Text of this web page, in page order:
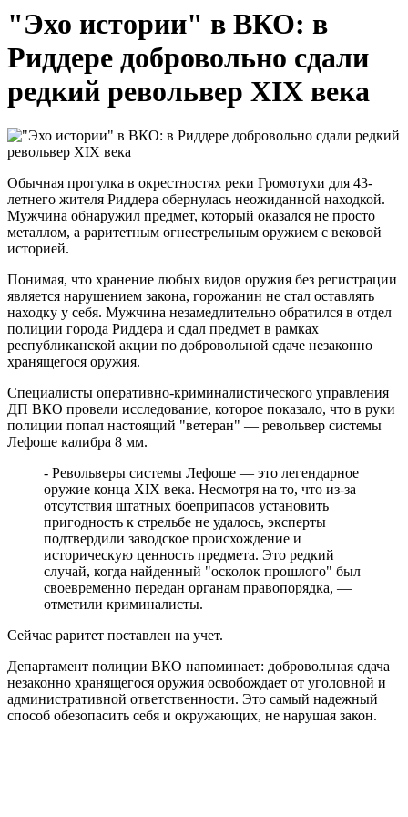
"Эхо истории" в ВКО: в
Риддере добровольно сдали
редкий револьвер XIX века
Обычная прогулка в окрестностях реки Громотухи для 43-
летнего жителя Риддера обернулась неожиданной находкой.
Мужчина обнаружил предмет, который оказался не просто
металлом, а раритетным огнестрельным оружием с вековой
историей.
Понимая, что хранение любых видов оружия без регистрации
является нарушением закона, горожанин не стал оставлять
находку у себя. Мужчина незамедлительно обратился в отдел
полиции города Риддера и сдал предмет в рамках
республиканской акции по добровольной сдаче незаконно
хранящегося оружия.
Специалисты оперативно-криминалистического управления
ДП ВКО провели исследование, которое показало, что в руки
полиции попал настоящий "ветеран" — револьвер системы
Лефоше калибра 8 мм.
- Револьверы системы Лефоше — это легендарное
оружие конца XIX века. Несмотря на то, что из-за
отсутствия штатных боеприпасов установить
пригодность к стрельбе не удалось, эксперты
подтвердили заводское происхождение и
историческую ценность предмета. Это редкий
случай, когда найденный "осколок прошлого" был
своевременно передан органам правопорядка, —
отметили криминалисты.
Сейчас раритет поставлен на учет.
Департамент полиции ВКО напоминает: добровольная сдача
незаконно хранящегося оружия освобождает от уголовной и
административной ответственности. Это самый надежный
способ обезопасить себя и окружающих, не нарушая закон.